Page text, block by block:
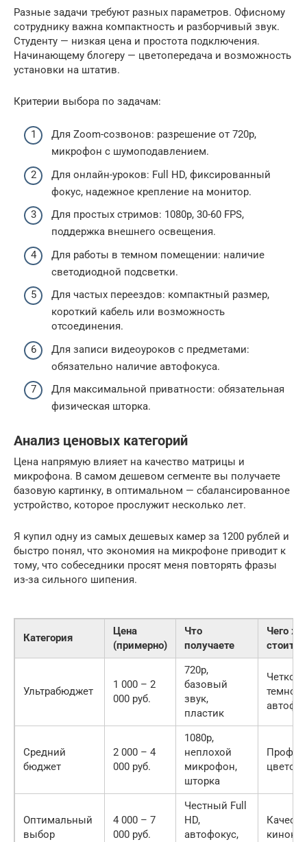
Разные задачи требуют разных параметров. Офисному
сотруднику важна компактность и разборчивый звук.
Студенту — низкая цена и простота подключения.
Начинающему блогеру — цветопередача и возможность
установки на штатив.
Критерии выбора по задачам:
Для Zoom-созвонов: разрешение от 720p,
микрофон с шумоподавлением.
Для онлайн-уроков: Full HD, фиксированный
фокус, надежное крепление на монитор.
Для простых стримов: 1080p, 30-60 FPS,
поддержка внешнего освещения.
Для работы в темном помещении: наличие
светодиодной подсветки.
Для частых переездов: компактный размер,
короткий кабель или возможность
отсоединения.
Для записи видеоуроков с предметами:
обязательно наличие автофокуса.
Для максимальной приватности: обязательная
физическая шторка.
Анализ ценовых категорий
Цена напрямую влияет на качество матрицы и
микрофона. В самом дешевом сегменте вы получаете
базовую картинку, в оптимальном — сбалансированное
устройство, которое прослужит несколько лет.
Я купил одну из самых дешевых камер за 1200 рублей и
быстро понял, что экономия на микрофоне приводит к
тому, что собеседники просят меня повторять фразы
из-за сильного шипения.
Категория
Цена
(примерно)
Что
получаете
Чего
стоит
Ультрабюджет
1 000 – 2
000 руб.
720p,
базовый
звук,
пластик
темноте,
Средний
бюджет
2 000 – 4
000 руб.
1080p,
неплохой
микрофон,
шторка
Оптимальный
выбор
4 000 – 7
000 руб.
Честный Full
HD,
автофокус,